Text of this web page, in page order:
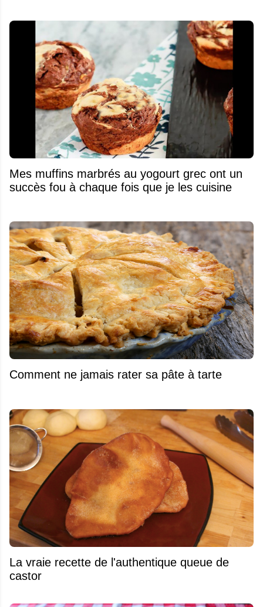
Mes muffins marbrés au yogourt grec ont un
succès fou à chaque fois que je les cuisine
Comment ne jamais rater sa pâte à tarte
La vraie recette de l'authentique queue de
castor